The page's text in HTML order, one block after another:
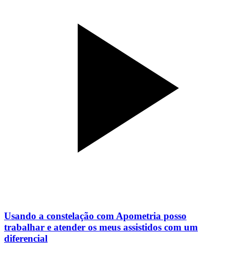
Usando a constelação com Apometria posso
trabalhar e atender os meus assistidos com um
diferencial